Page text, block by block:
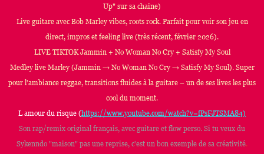
Up" sur sa chaîne)
Live guitare avec Bob Marley vibes, roots rock. Parfait pour voir son jeu en
direct, impros et feeling live (très récent, février 2026).
LIVE TIKTOK Jammin + No Woman No Cry + Satisfy My Soul
Medley live Marley (Jammin → No Woman No Cry → Satisfy My Soul). Super
pour l'ambiance reggae, transitions fluides à la guitare – un de ses lives les plus
cool du moment.
L amour du risque (https://www.youtube.com/watch?v=fPsFJTSMA84)
Son rap/remix original français, avec guitare et flow perso. Si tu veux du
Sykenndo "maison" pas une reprise, c'est un bon exemple de sa créativité.